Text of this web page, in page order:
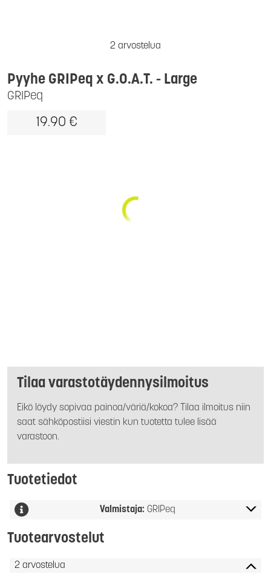
2 arvostelua
GRIPeq
Pyyhe GRIPeq x G.O.A.T. - Large
19.90 €
Tilaa varastotäydennysilmoitus
Eikö löydy sopivaa painoa/väriä/kokoa? Tilaa ilmoitus niin
saat sähköpostiisi viestin kun tuotetta tulee lisää
varastoon.
Tuotetiedot
Valmistaja: GRIPeq
Tuotearvostelut
2 arvostelua